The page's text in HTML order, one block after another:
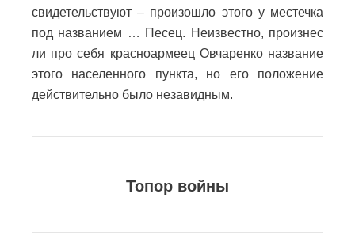
свидетельствуют – произошло этого у местечка
под названием … Песец. Неизвестно, произнес
ли про себя красноармеец Овчаренко название
этого населенного пункта, но его положение
действительно было незавидным.
Топор войны